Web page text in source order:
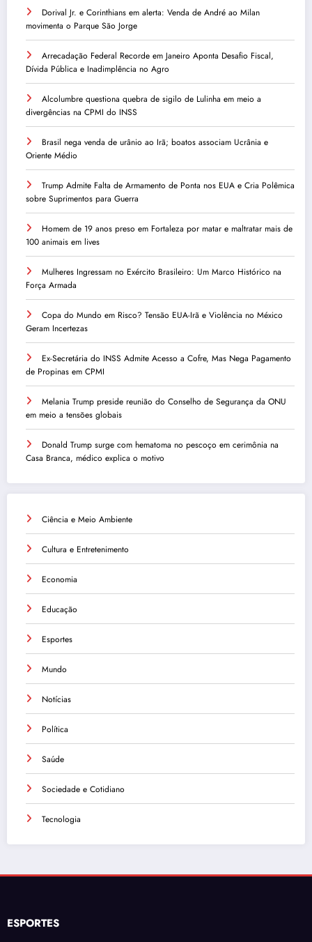
Dorival Jr. e Corinthians em alerta: Venda de André ao Milan
movimenta o Parque São Jorge
Arrecadação Federal Recorde em Janeiro Aponta Desafio Fiscal,
Dívida Pública e Inadimplência no Agro
Alcolumbre questiona quebra de sigilo de Lulinha em meio a
divergências na CPMI do INSS
Brasil nega venda de urânio ao Irã; boatos associam Ucrânia e
Oriente Médio
Trump Admite Falta de Armamento de Ponta nos EUA e Cria Polêmica
sobre Suprimentos para Guerra
Homem de 19 anos preso em Fortaleza por matar e maltratar mais de
100 animais em lives
Mulheres Ingressam no Exército Brasileiro: Um Marco Histórico na
Força Armada
Copa do Mundo em Risco? Tensão EUA-Irã e Violência no México
Geram Incertezas
Ex-Secretária do INSS Admite Acesso a Cofre, Mas Nega Pagamento
de Propinas em CPMI
Melania Trump preside reunião do Conselho de Segurança da ONU
em meio a tensões globais
Donald Trump surge com hematoma no pescoço em cerimônia na
Casa Branca, médico explica o motivo
Ciência e Meio Ambiente
Cultura e Entretenimento
Economia
Educação
Esportes
Mundo
Notícias
Política
Saúde
Sociedade e Cotidiano
Tecnologia
ESPORTES